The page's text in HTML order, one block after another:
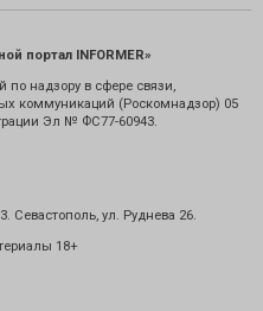
портал INFORMER»
по надзору в сфере связи,
коммуникаций (Роскомнадзор) 05
Эл № ФС77-60943.
Севастополь, ул. Руднева 26.
18+